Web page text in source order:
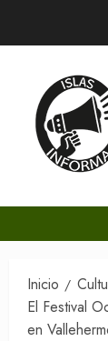
Inicio
El Festival
en